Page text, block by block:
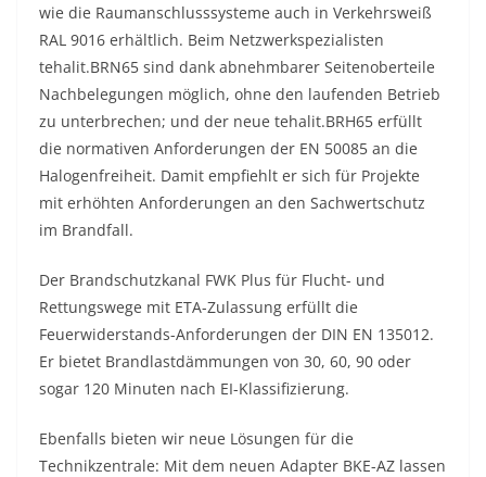
wie die Raumanschlusssysteme auch in Verkehrsweiß
RAL 9016 erhältlich. Beim Netzwerkspezialisten
tehalit.BRN65 sind dank abnehmbarer Seitenoberteile
Nachbelegungen möglich, ohne den laufenden Betrieb
zu unterbrechen; und der neue tehalit.BRH65 erfüllt
die normativen Anforderungen der EN 50085 an die
Halogenfreiheit. Damit empfiehlt er sich für Projekte
mit erhöhten Anforderungen an den Sachwertschutz
im Brandfall.
Der Brandschutzkanal FWK Plus für Flucht- und
Rettungswege mit ETA-Zulassung erfüllt die
Feuerwiderstands-Anforderungen der DIN EN 13501­2.
Er bietet Brandlastdämmungen von 30, 60, 90 oder
sogar 120 Minuten nach EI-Klassifizierung.
Ebenfalls bieten wir neue Lösungen für die
Technikzentrale: Mit dem neuen Adapter BKE-AZ lassen